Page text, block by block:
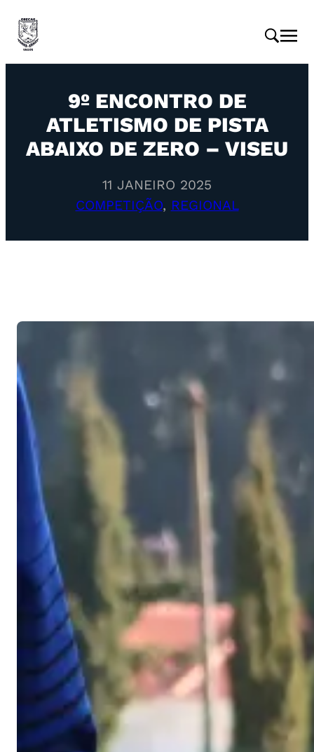
9º ENCONTRO DE
ATLETISMO DE PISTA
ABAIXO DE ZERO – VISEU
11 JANEIRO 2025
COMPETIÇÃO, REGIONAL